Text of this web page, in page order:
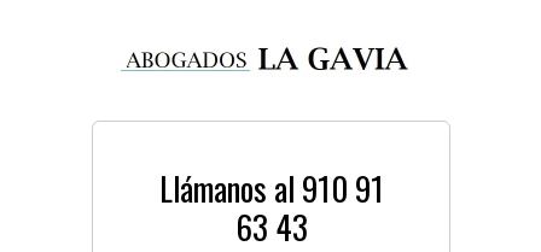
Llámanos al 910 91
63 43